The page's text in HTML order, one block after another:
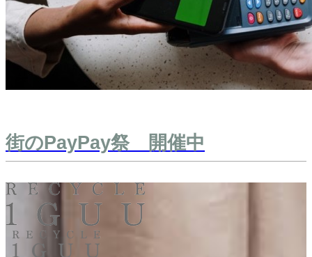
街のPayPay祭 開催中